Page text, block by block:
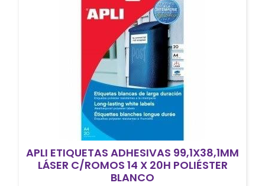
APLI ETIQUETAS ADHESIVAS 99,1X38,1MM
LÁSER C/ROMOS 14 X 20H POLIÉSTER
BLANCO